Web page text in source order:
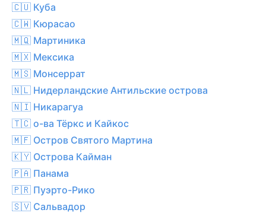
🇨🇺 Куба
🇨🇼 Кюрасао
🇲🇶 Мартиника
🇲🇽 Мексика
🇲🇸 Монсеррат
🇳🇱 Нидерландские Антильские острова
🇳🇮 Никарагуа
🇹🇨 о-ва Тёркс и Кайкос
🇲🇫 Остров Святого Мартина
🇰🇾 Острова Кайман
🇵🇦 Панама
🇵🇷 Пуэрто-Рико
🇸🇻 Сальвадор